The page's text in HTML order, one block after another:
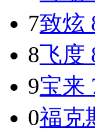
7致炫
8飞度
9宝来
0福克